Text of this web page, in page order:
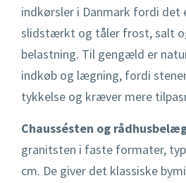
indkørsler i Danmark fordi det
slidstærkt og tåler frost, salt
belastning. Til gengæld er
indkøb og lægning, fordi
tykkelse og kræver mere
Chaussésten og
granitsten i faste formater,
cm. De giver det klassiske